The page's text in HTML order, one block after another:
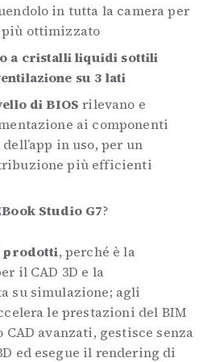
in tutta la camera per
ottimizzato
a cristalli liquidi sottili
su 3 lati
di BIOS rilevano e
ai componenti
in uso, per un
più efficienti
Studio G7?
prodotti, perché è la
il CAD 3D e la
su simulazione; agli
le prestazioni del BIM
avanzati, gestisce senza
ed esegue il rendering di